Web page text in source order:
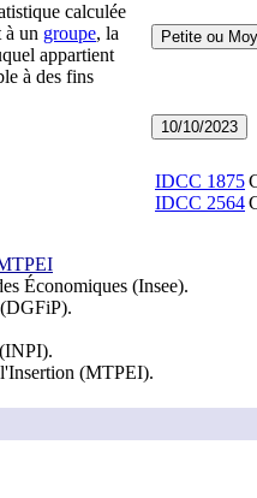
calculée
à un groupe, la
appartient
à des fins
Petite ou
10/10/2023
IDCC 1875
IDCC 2564
Économiques (Insee).
.
.
(MTPEI).